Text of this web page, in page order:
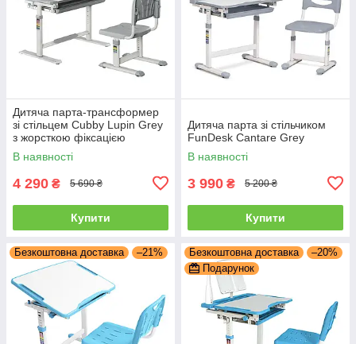
Дитяча парта-трансформер
зі стільцем Cubby Lupin Grey
з жорсткою фіксацією
В наявності
4 290 ₴ 5 690 ₴
Купити
Дитяча парта зі стільчиком
FunDesk Cantare Grey
В наявності
3 990 ₴ 5 200 ₴
Купити
Безкоштовна доставка –21% Безкоштовна доставка
–20%
Подарунок